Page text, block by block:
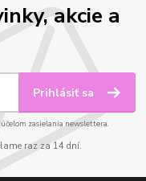
akcie a
Prihlásiť sa
účelom zasielania newslettera.
raz za 14 dní.